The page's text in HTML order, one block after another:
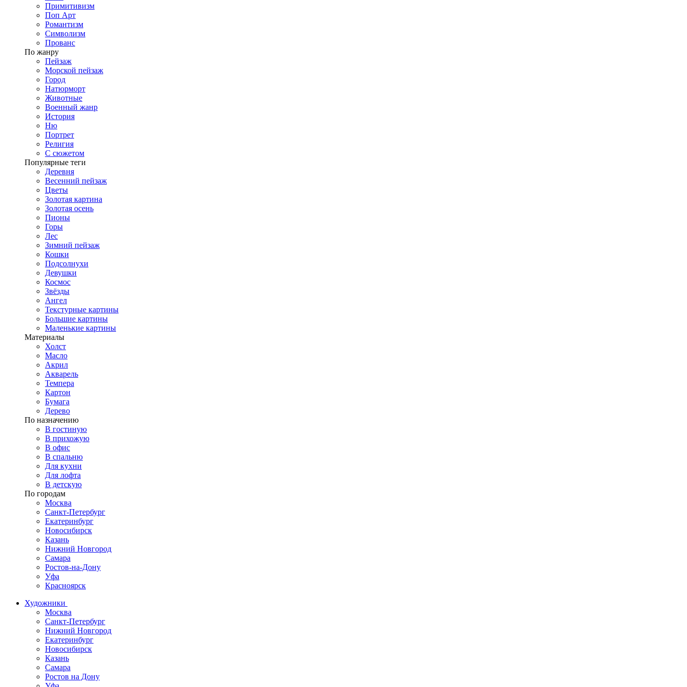
Примитивизм
Поп Арт
Романтизм
Символизм
Прованс
По жанру
Пейзаж
Морской пейзаж
Город
Натюрморт
Животные
Военный жанр
История
Ню
Портрет
Религия
С сюжетом
Популярные теги
Деревня
Весенний пейзаж
Цветы
Золотая картина
Золотая осень
Пионы
Горы
Лес
Зимний пейзаж
Кошки
Подсолнухи
Девушки
Космос
Звёзды
Ангел
Текстурные картины
Большие картины
Маленькие картины
Материалы
Холст
Масло
Акрил
Акварель
Темпера
Картон
Бумага
Дерево
По назначению
В гостиную
В прихожую
В офис
В спальню
Для кухни
Для лофта
В детскую
По городам
Москва
Санкт-Петербург
Екатеринбург
Новосибирск
Казань
Нижний Новгород
Самара
Ростов-на-Дону
Уфа
Красноярск
Художники
Москва
Санкт-Петербург
Нижний Новгород
Екатеринбург
Новосибирск
Казань
Самара
Ростов на Дону